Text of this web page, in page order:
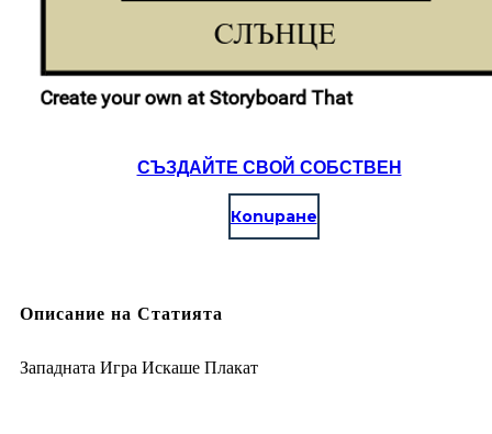
СЪЗДАЙТЕ СВОЙ СОБСТВЕН
Копиране
Описание на Статията
Западната Игра Искаше Плакат